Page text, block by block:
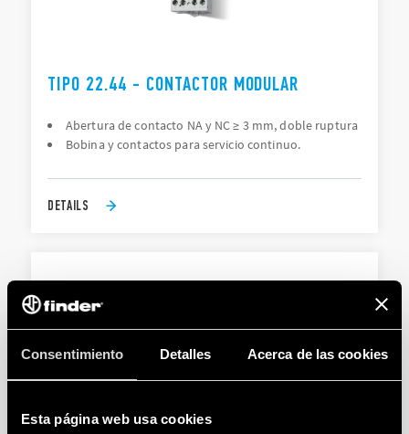
Consentimiento Detalles Acerca de las cookies
Esta página web usa cookies
TIPO 22.44 - CONTACTOR MODULAR
Abertura de contacto NA y NC ≥ 3 mm, doble ruptura
Bobina y contactos para servicio continuo.
DETAILS
TIPO 22.64 - CONTACTOR MODULAR